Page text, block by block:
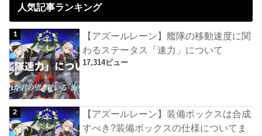
人気記事ランキング
【アズールレーン】艦隊の移動速度に関
わるステータス「速力」について
17,314ビュー
【アズールレーン】装備ボックスは合成
すべき?装備ボックスの仕様についてま